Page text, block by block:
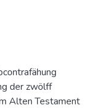
der zwölff
Alten Testament